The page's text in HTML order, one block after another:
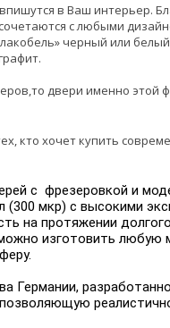
в Ваш интерьер.
с любыми
черный или
двери именно этой
кто хочет купить
с фрезеровкой и
мкр) с высокими
на протяжении
изготовить любую
Германии,